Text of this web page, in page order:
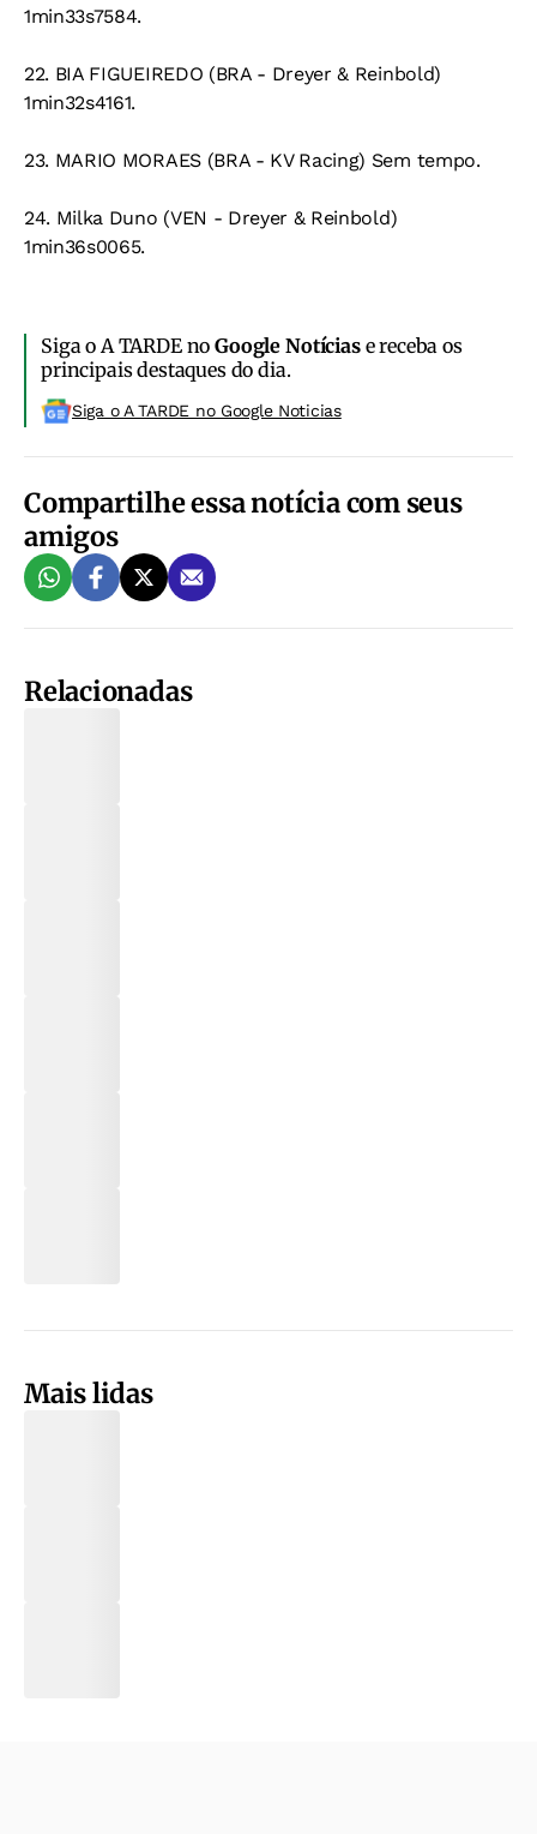
1min33s7584.
22. BIA FIGUEIREDO (BRA - Dreyer & Reinbold)
1min32s4161.
23. MARIO MORAES (BRA - KV Racing) Sem tempo.
24. Milka Duno (VEN - Dreyer & Reinbold)
1min36s0065.
Siga o A TARDE noGoogle Notíciase receba os
principais destaques do dia.
Siga o A TARDE no Google Noticias
Compartilhe essa notícia com seus
amigos
Relacionadas
Mais lidas